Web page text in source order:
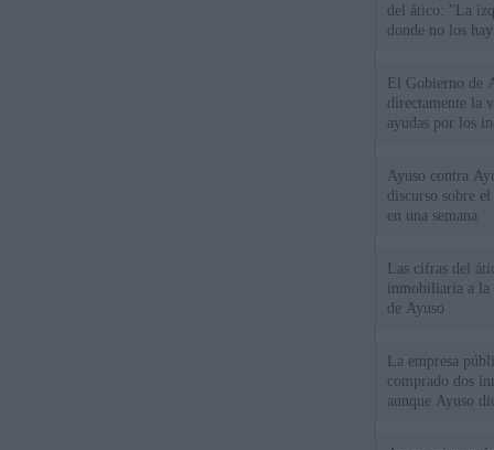
del ático: "La
donde no los
El Gobierno de
directamente la
ayudas por los
Ayuso contra
discurso sobre
en una semana
Las cifras del
inmobiliaria a la
de Ayuso
La empresa
comprado dos
aunque Ayuso